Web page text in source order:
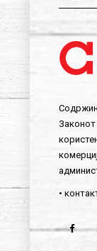
•